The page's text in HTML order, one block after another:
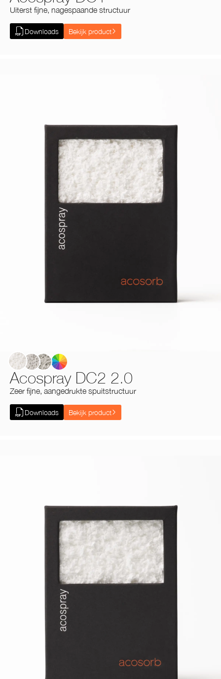
Uiterst fijne, nagespaande structuur
Downloads Bekijk product
Acospray DC2 2.0
WhiteCool Grey
ILA Grey
Zeer fijne, aangedrukte spuitstructuur
Downloads Bekijk product